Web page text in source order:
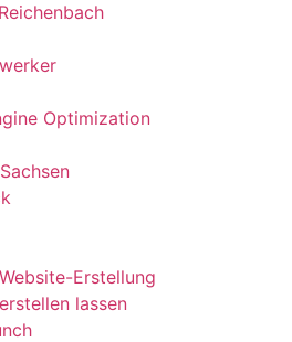
Optimization
Erstellung
lassen